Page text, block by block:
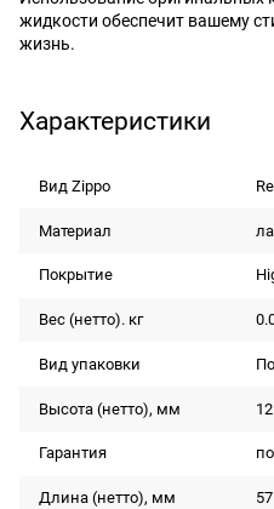
жидкости обеспечит вашему
жизнь.
Характеристики
Вид Zippo
Материал
Покрытие
Вес (нетто). кг
Вид упаковки
Высота (нетто), мм 12
Гарантия
Длина (нетто), мм 57